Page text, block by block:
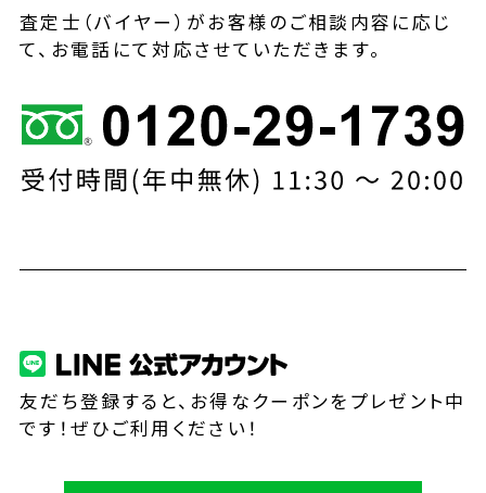
査定士（バイヤー）がお客様のご相談内容に応じ
て、お電話にて対応させていただきます。
友だち登録すると、お得なクーポンをプレゼント中
です！ぜひご利用ください！